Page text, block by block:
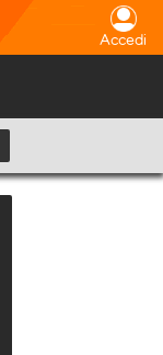
Accedi